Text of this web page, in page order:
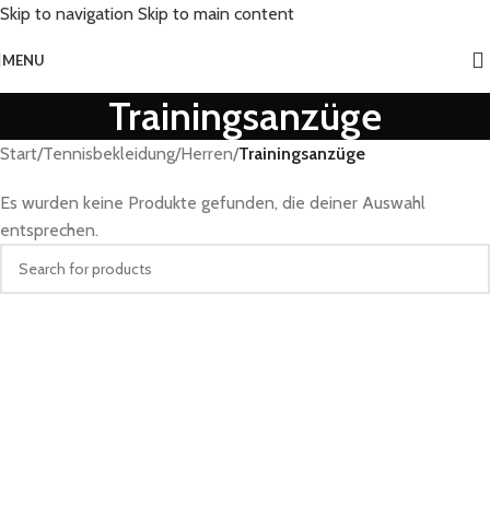
Skip to navigation Skip to main content
MENU
Trainingsanzüge
Start/Tennisbekleidung/Herren/Trainingsanzüge
Es wurden keine Produkte gefunden, die deiner Auswahl
entsprechen.